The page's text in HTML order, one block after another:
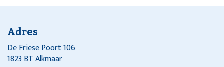
Adres
De Friese Poort 106
1823 BT Alkmaar